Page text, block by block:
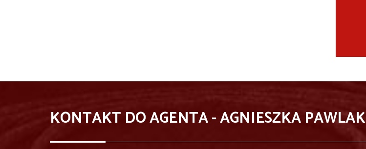
KONTAKT DO AGENTA - AGNIESZKA PAWLAK